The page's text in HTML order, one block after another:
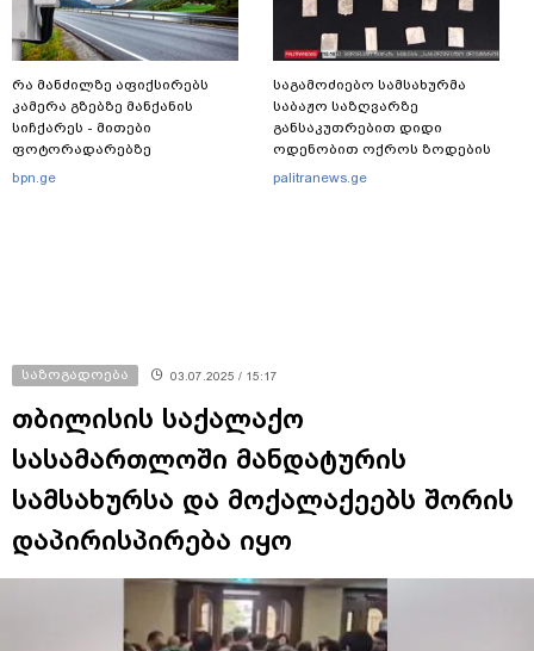
რა მანძილზე აფიქსირებს
კამერა გზებზე მანქანის
სიჩქარეს - მითები
ფოტორადარებზე
bpn.ge
საგამოძიებო სამსახურმა
საბაჟო საზღვარზე
განსაკუთრებით დიდი
ოდენობით ოქროს ზოდების
უკანონოდ გადმოტანის ფაქტზე
palitranews.ge
საზოგადოება 03.07.2025 / 15:17
თბილისის საქალაქო
სასამართლოში მანდატურის
სამსახურსა და მოქალაქეებს შორის
დაპირისპირება იყო